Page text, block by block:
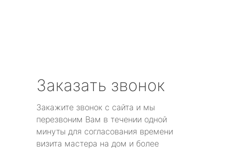
Заказать звонок
Закажите звонок с сайта и мы
перезвоним Вам в течении одной
минуты для согласования времени
визита мастера на дом и более